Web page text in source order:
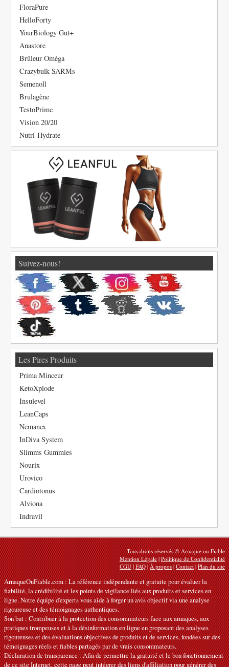
FloraPure
HelloForty
YourBiology Gut+
Anastore
Brûleur Oméga
Crazybulk SARMs
Semenoll
Brulagène
TestoPrime
Vision 20/20
Nutri-Hydrate
Suivez-nous!
Les Pires Produits
Prima Minceur
KetoXplode
Insulevel
LeanCaps
Nemanex
InDiva System
Slimms Gummies
Nourix
Urovico
Cardiotonus
Alviona
Indravil
Tous droits réservés © Arnaque ou Fiable
Mention Légale|Politique de Confidentialité
CGU|FAQ|À propos|Contact|Plan du site
ArnaqueOuFiable.com : La référence indépendante et gratuite pour évaluer la
fiabilité, la crédibilité et les points de vigilance liés aux produits et services en
ligne. Notre équipe d'experts vous aide à forger un avis objectif via une analyse
rigoureuse et des témoignages authentiques.
Son but : Contribuer à la protection des consommateurs face aux arnaques, aux
pratiques trompeuses et à la désinformation en ligne en proposant des analyses
rigoureuses et des évaluations objectives de produits et de services, fondées sur des
témoignages réels et fiables partagés par de vrais consommateurs.
Déclaration de transparence : Afin de permettre la gratuité et le bon fonctionnement
de ce site Internet, cette page peut intégrer des liens d'affiliation pour générer des